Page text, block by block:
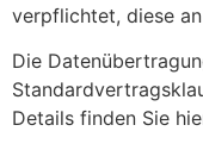
verpflichtet, diese
Die
Details finden Sie